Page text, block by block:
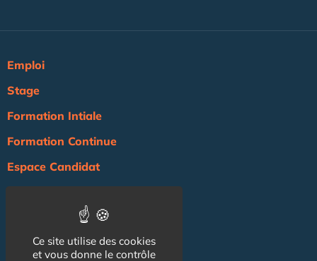
Emploi
Stage
Formation Intiale
Formation Continue
Espace Candidat
AgendaCe site utilise des cookies
et vous donne le contrôle